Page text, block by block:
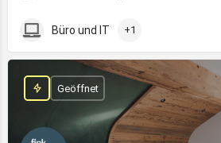
Büro und IT +1
Geöffnet